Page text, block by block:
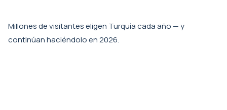
Millones de visitantes eligen Turquía cada año — y
continúan haciéndolo en 2026.